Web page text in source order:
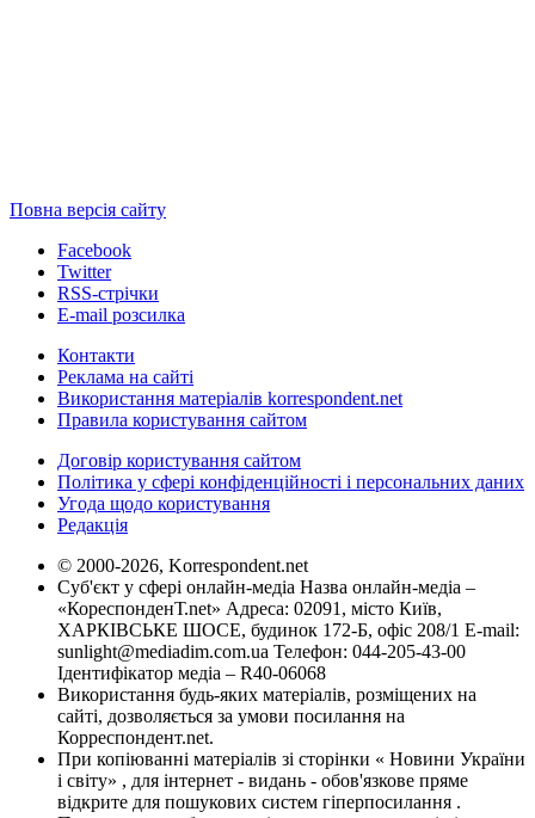
Повна версія сайту
Facebook
Twitter
RSS-стрічки
E-mail розсилка
Контакти
Реклама на сайті
Використання матеріалів korrespondent.net
Правила користування сайтом
Договір користування сайтом
Політика у сфері конфіденційності і персональних даних
Угода щодо користування
Редакція
© 2000-2026, Korrespondent.net
Суб'єкт у сфері онлайн-медіа Назва онлайн-медіа –
«КореспонденТ.net» Адреса: 02091, місто Київ,
ХАРКІВСЬКЕ ШОСЕ, будинок 172-Б, офіс 208/1 E-mail:
sunlight@mediadim.com.ua Телефон: 044-205-43-00
Ідентифікатор медіа – R40-06068
Використання будь-яких матеріалів, розміщених на
сайті, дозволяється за умови посилання на
Корреспондент.net.
При копіюванні матеріалів зі сторінки « Новини України
і світу» , для інтернет - видань - обов'язкове пряме
відкрите для пошукових систем гіперпосилання .